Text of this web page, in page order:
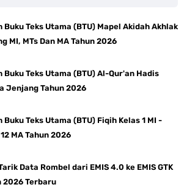
Buku Teks Utama (BTU) Mapel Akidah Akhlak
MI, MTs Dan MA Tahun 2026
Buku Teks Utama (BTU) Al-Qur'an Hadis
Jenjang Tahun 2026
Buku Teks Utama (BTU) Fiqih Kelas 1 MI -
MA Tahun 2026
Data Rombel dari EMIS 4.0 ke EMIS GTK
2026 Terbaru